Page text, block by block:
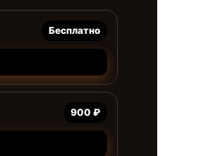
Бесплатно
900 ₽